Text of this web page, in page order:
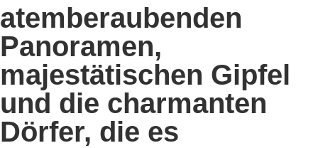
atemberaubenden
Panoramen,
majestätischen Gipfel
und die charmanten
Dörfer, die es